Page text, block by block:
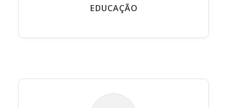
EDUCAÇÃO